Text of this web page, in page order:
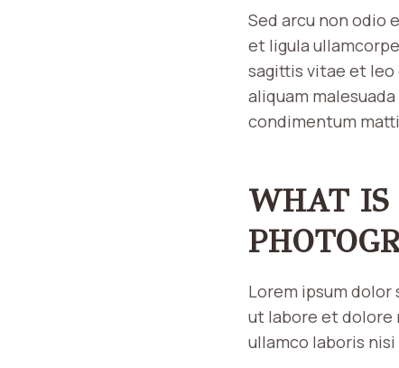
Sed arcu non odio
et ligula
sagittis vitae et leo
aliquam
condimentum
WHAT
Lorem ipsum
ut labore et dolore
ullamco laboris